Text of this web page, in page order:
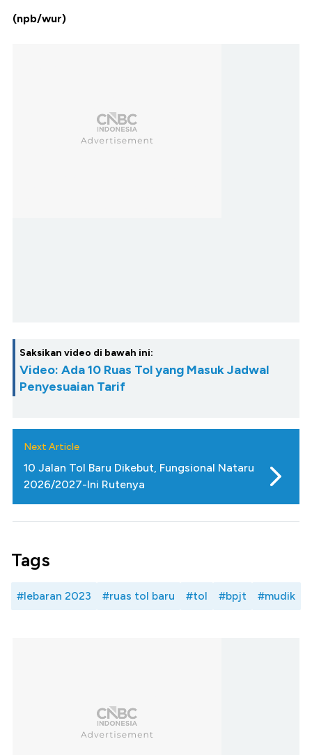
(npb/wur)
Saksikan video di bawah ini:
Video: Ada 10 Ruas Tol yang Masuk Jadwal
Penyesuaian Tarif
Next Article
10 Jalan Tol Baru Dikebut, Fungsional Nataru
2026/2027-Ini Rutenya
Tags
#lebaran 2023 #ruas tol baru #tol #bpjt #mudik